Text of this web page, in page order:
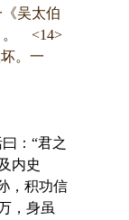
吴太伯
。 <14>
。一
：“君之
内史
，积功信
，身虽